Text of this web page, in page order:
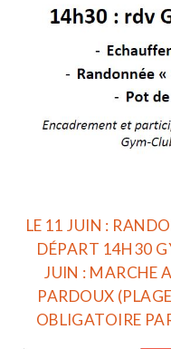
LE 11 JUIN :
DÉPART 14H30
JUIN : MARCHE
PARDOUX
OBLIGATOIRE